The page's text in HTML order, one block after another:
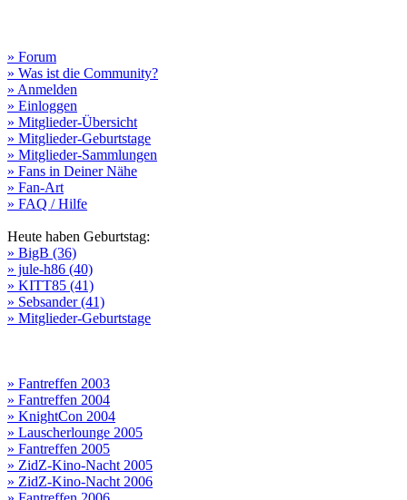
» Forum
» Was ist die Community?
» Anmelden
» Einloggen
» Mitglieder-Übersicht
» Mitglieder-Geburtstage
» Mitglieder-Sammlungen
» Fans in Deiner Nähe
» Fan-Art
» FAQ / Hilfe
Heute haben Geburtstag:
» BigB (36)
» jule-h86 (40)
» KITT85 (41)
» Sebsander (41)
» Mitglieder-Geburtstage
» Fantreffen 2003
» Fantreffen 2004
» KnightCon 2004
» Lauscherlounge 2005
» Fantreffen 2005
» ZidZ-Kino-Nacht 2005
» ZidZ-Kino-Nacht 2006